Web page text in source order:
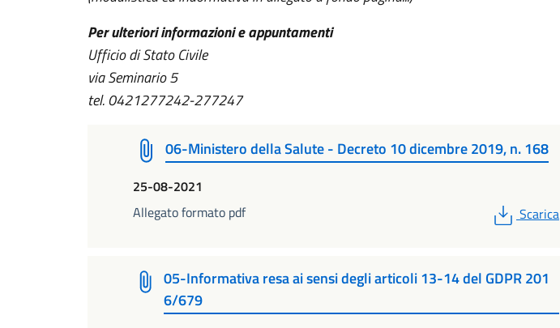
Per ulteriori informazioni e appuntamenti
Ufficio di Stato Civile
via Seminario 5
tel. 0421277242-277247
06-Ministero della Salute - Decreto 10 dicembre 2019, n. 168
25-08-2021
Allegato formato pdf
PDF
Scarica
05-Informativa resa ai sensi degli articoli 13-14 del GDPR 201
6/679